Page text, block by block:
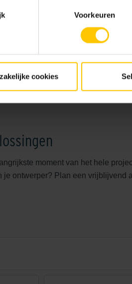
Voorkeuren
cookies
moment van het hele
je ontwerper? Plan een vrijblijvend